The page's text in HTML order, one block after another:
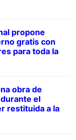
propone
gratis con
para toda la
obra de
el
restituida a la